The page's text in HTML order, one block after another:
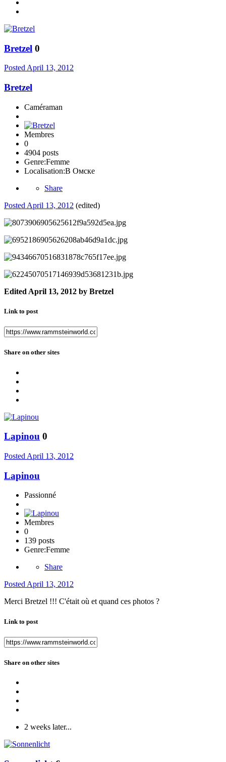
Bretzel 0
PostedApril 13, 2012
Bretzel
Caméraman
Membres
0
4904 posts
Genre:Femme
Localisation:В Омске
Share
Posted April 13, 2012 (edited)
Edited April 13, 2012 by Bretzel
Link to post
Share on other sites
Lapinou 0
Posted April 13, 2012
Lapinou
Passionné
Membres
0
139 posts
Genre:Femme
Share
PostedApril 13, 2012
Merci Bretzel !!! C'était où et quand ces photos ?
Link to post
Share on other sites
2 weeks later...